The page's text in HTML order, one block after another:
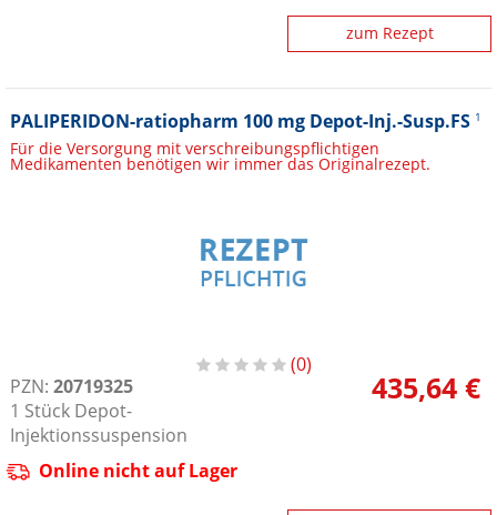
zum Rezept
PALIPERIDON-ratiopharm 100 mg Depot-Inj.-Susp.FS 1
Für die Versorgung mit verschreibungspflichtigen
Medikamenten benötigen wir immer das Originalrezept.
0
PZN: 20719325
1 Stück Depot-
Injektionssuspension
435,64 €
Online nicht auf Lager